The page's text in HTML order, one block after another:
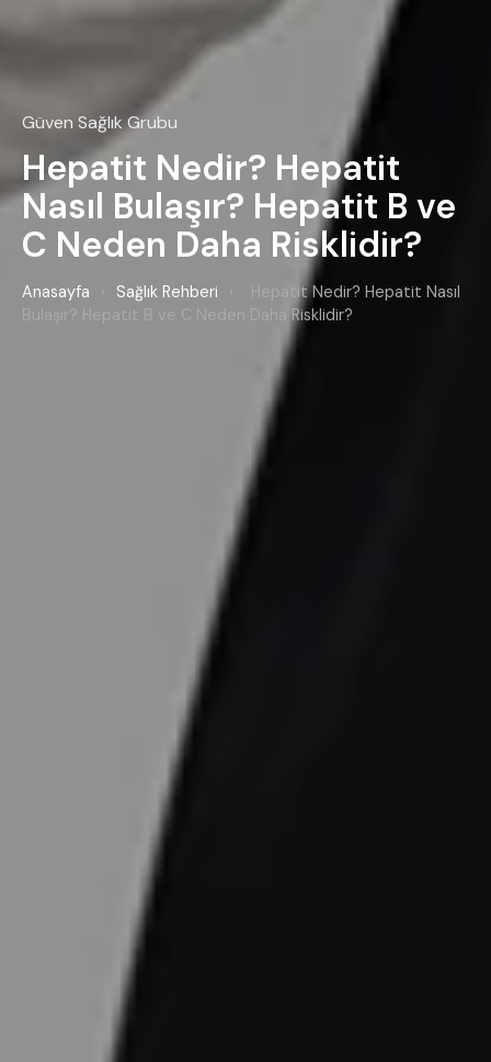
Güven Sağlık Grubu
Hepatit Nedir? Hepatit
Nasıl Bulaşır? Hepatit B ve
C Neden Daha Risklidir?
Anasayfa Sağlık Rehberi
Hepatit Nedir? Hepatit Nasıl
Bulaşır? Hepatit B ve C Neden Daha Risklidir?